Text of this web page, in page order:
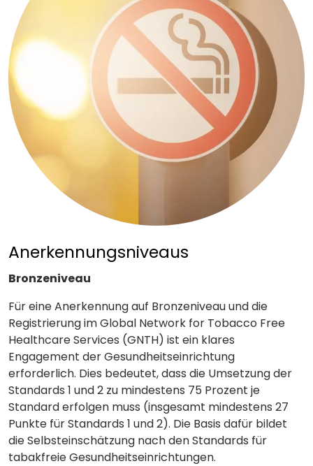
Anerkennungsniveaus
Bronzeniveau
Für eine Anerkennung auf Bronzeniveau und die
Registrierung im Global Network for Tobacco Free
Healthcare Services (GNTH) ist ein klares
Engagement der Gesundheitseinrichtung
erforderlich. Dies bedeutet, dass die Umsetzung der
Standards 1 und 2 zu mindestens 75 Prozent je
Standard erfolgen muss (insgesamt mindestens 27
Punkte für Standards 1 und 2). Die Basis dafür bildet
die Selbsteinschätzung nach den Standards für
tabakfreie Gesundheitseinrichtungen.